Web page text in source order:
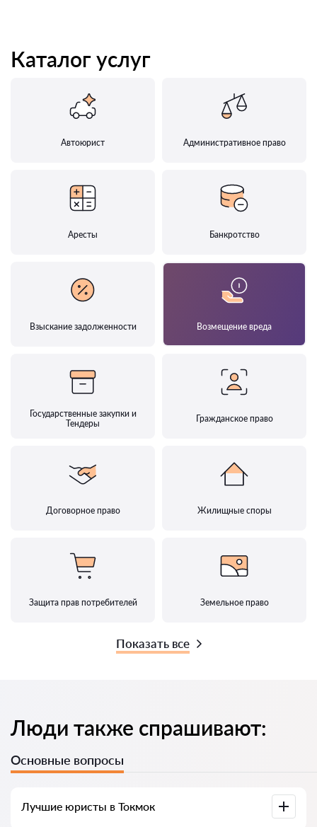
Каталог услуг
Автоюрист Административное право
Аресты Банкротство
Взыскание задолженности Возмещение вреда
Государственные закупки и
Тендеры
Гражданское право
Договорное право Жилищные споры
Защита прав потребителей Земельное право
Показать все
Люди также спрашивают:
Основные вопросы
Лучшие юристы в Токмок